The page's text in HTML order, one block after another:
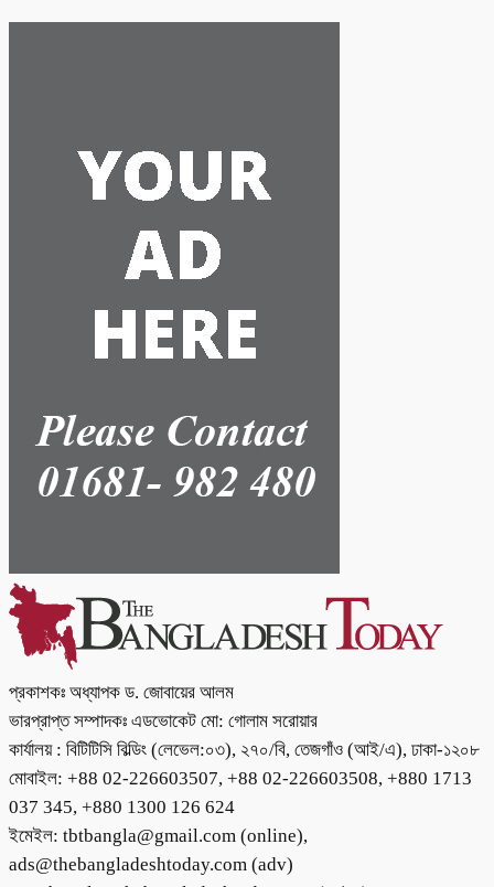
প্রকাশকঃ অধ্যাপক ড. জোবায়ের আলম
ভারপ্রাপ্ত সম্পাদকঃ এডভোকেট মো: গোলাম সরোয়ার
কার্যালয় : বিটিটিসি বিল্ডিং (লেভেল:০৩), ২৭০/বি, তেজগাঁও (আই/এ), ঢাকা-১২০৮
মোবাইল: +88 02-226603507, +88 02-226603508, +880 1713
037 345, +880 1300 126 624
ইমেইল: tbtbangla@gmail.com (online),
ads@thebangladeshtoday.com (adv)